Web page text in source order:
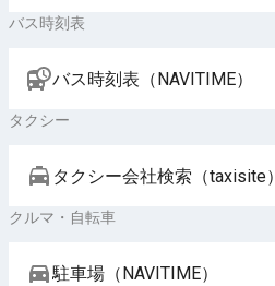
バス時刻表
バス時刻表（NAVITIME）
タクシー
タクシー会社検索（taxisite）
クルマ・自転車
駐車場（NAVITIME）